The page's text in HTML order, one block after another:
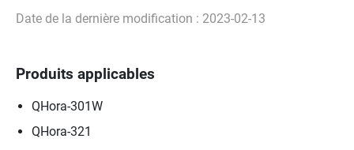
Date de la dernière modification : 2023-02-13
Produits applicables
QHora-301W
QHora-321